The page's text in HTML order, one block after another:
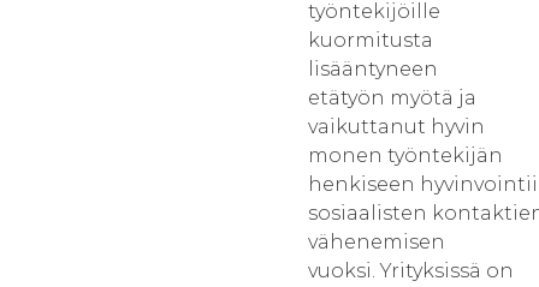
työntekijöille
kuormitusta
lisääntyneen
etätyön myötä ja
vaikuttanut hyvin
monen työntekijän
henkiseen
sosiaalisten
vähenemisen
vuoksi. Yrityksissä on